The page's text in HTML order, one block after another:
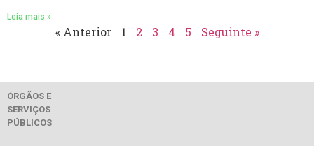
Leia mais »
« Anterior 1 2 3 4 5 Seguinte »
ÓRGÃOS E
SERVIÇOS
PÚBLICOS